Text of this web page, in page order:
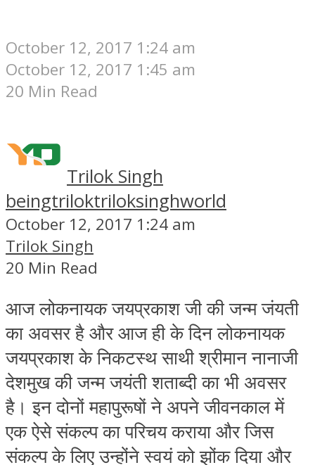
October 12, 2017 1:24 am
October 12, 2017 1:45 am
20 Min Read
Trilok Singh
beingtriloktriloksinghworld
October 12, 2017 1:24 am
Trilok Singh
20 Min Read
आज लोकनायक जयप्रकाश जी की जन्‍म जंयती
का अवसर है और आज ही के दिन लोकनायक
जयप्रकाश के निकटस्‍थ साथी श्रीमान नानाजी
देशमुख की जन्‍म जयंती शताब्‍दी का भी अवसर
है। इन दोनों महापुरूषों ने अपने जीवनकाल में
एक ऐसे संकल्‍प का परिचय कराया और जिस
संकल्‍प के लिए उन्‍होंने स्‍वयं को झोंक दिया और